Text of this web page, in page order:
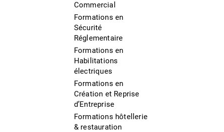
Commercial
Formations en
Sécurité
Réglementaire
Formations en
Habilitations
électriques
Formations en
Création et Reprise
d’Entreprise
Formations hôtellerie
& restauration